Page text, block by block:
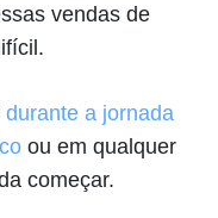
vendas de
durante a jornada
ou em qualquer
começar.